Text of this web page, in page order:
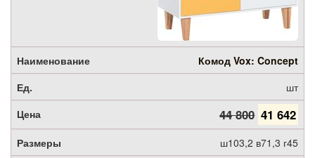
Комод Vox: Concept
шт
44 800 41 642
ш103,2 в71,3 г45